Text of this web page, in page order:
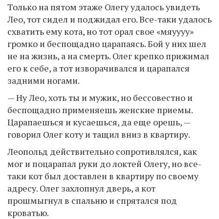
Только на пятом этаже Олегу удалось увидеть
Лео, тот сидел и поджидал его. Все-таки удалось
схватить ему кота, но тот орал свое «мяуууу»
громко и беспощадно царапаясь. Бой у них шел
не на жизнь, а на смерть. Олег крепко прижимал
его к себе, а тот изворачивался и царапался
задними ногами.
— Ну Лео, хоть ты и мужик, но бессовестно и
беспощадно применяешь женские приемы.
Царапаешься и кусаешься, да еще орешь, —
говорил Олег коту и тащил вниз в квартиру.
Леопольд действительно сопротивлялся, как
мог и поцарапал руки до локтей Олегу, но все-
таки кот был доставлен в квартиру по своему
адресу. Олег захлопнул дверь, а кот
прошмыгнул в спальню и спрятался под
кроватью.